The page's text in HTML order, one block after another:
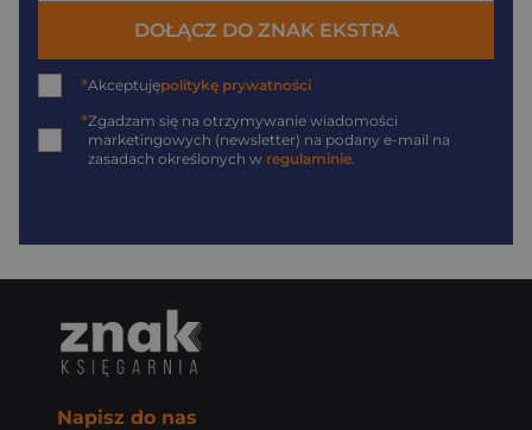
DOŁĄCZ DO ZNAK EKSTRA
*Akceptujępolitykę prywatności
*Zgadzam się na otrzymywanie wiadomości
marketingowych (newsletter) na podany e-mail na
zasadach określonych w regulaminie.
Napisz do nas